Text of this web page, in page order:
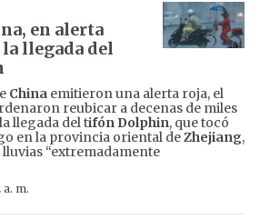
en alerta
llegada del
China emitieron una alerta roja, el
reubicar a decenas de miles
llegada del tifón Dolphin, que tocó
en la provincia oriental deZhejiang,
“extremadamente
m.